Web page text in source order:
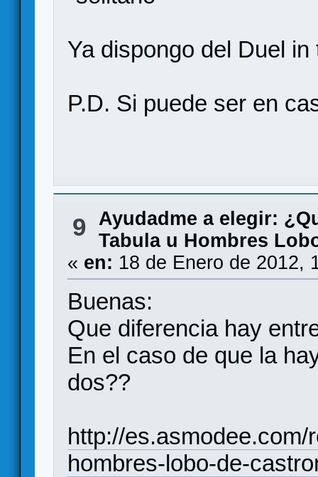
Ya dispongo del Duel
P.D. Si puede ser en
9 Ayudadme a elegir:
Tabula u Hombres
« en: 18 de Enero de 2012,
Buenas:
Que diferencia hay
En el caso de que la
dos??
http://
hombres-lobo-de-